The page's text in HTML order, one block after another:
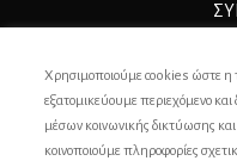
Χρησιμοποιούμε cookies ώστε η
εξατομικεύουμε περιεχόμενο και
μέσων κοινωνικής δικτύωσης
κοινοποιούμε πληροφορίες